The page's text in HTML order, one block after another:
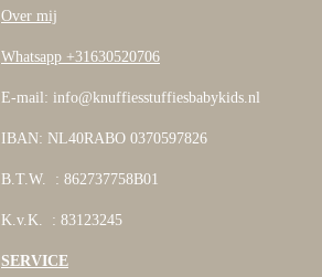
Over mij
Whatsapp +31630520706
E-mail: info@knuffiesstuffiesbabykids.nl
IBAN: NL40RABO 0370597826
B.T.W. : 862737758B01
K.v.K. : 83123245
SERVICE